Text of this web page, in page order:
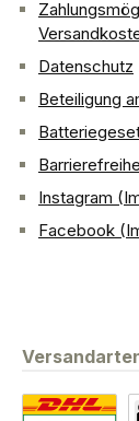
Datenschutz
Beteiligung
Instagram
Facebook